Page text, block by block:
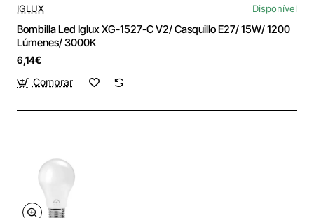
IGLUX Disponível
Bombilla Led Iglux XG-1527-C V2/ Casquillo E27/ 15W/ 1200
Lúmenes/ 3000K
6,14€
Comprar